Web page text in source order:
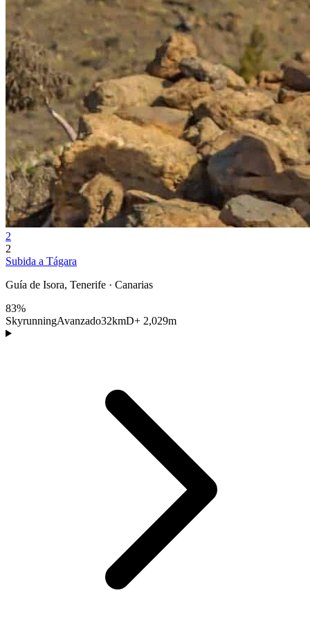
2
2
Subida a Tágara
Guía de Isora, Tenerife · Canarias
83%
SkyrunningAvanzado32kmD+ 2,029m